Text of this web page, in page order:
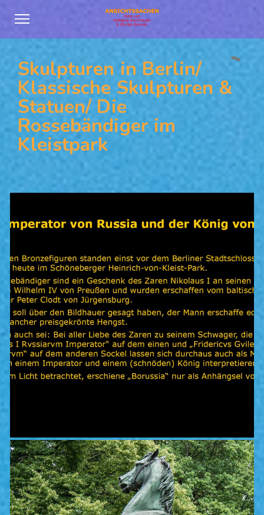
Skulpturen in Berlin/
Klassische Skulpturen &
Statuen/ Die
Rossebändiger im
Kleistpark